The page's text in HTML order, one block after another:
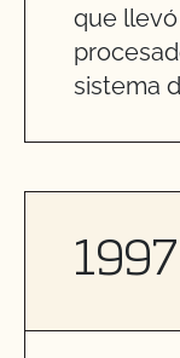
que
sistema
1997